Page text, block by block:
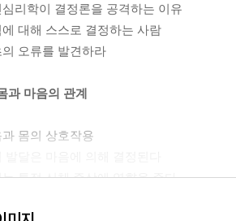
리학이 결정론을 공격하는 이유
대해 스스로 결정하는 사람
오류를 발견하라
과 마음의 관계
몸의 상호작용
특정 신체 증상에 영향을 준다